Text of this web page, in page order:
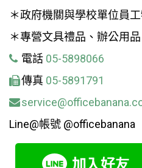
＊政府機關與學校單位員
＊專營文具禮品、辦公用
電話 05-5898066
傳真 05-5891791
Line@帳號 @officebanana